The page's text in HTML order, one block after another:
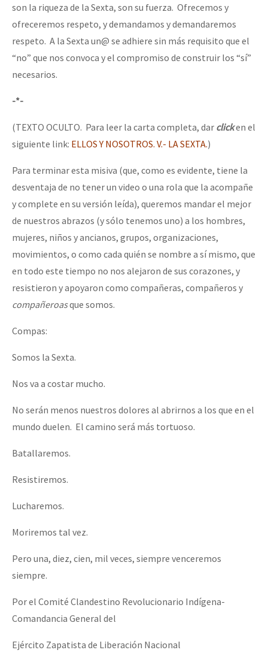
son la riqueza de la Sexta, son su fuerza. Ofrecemos y
ofreceremos respeto, y demandamos y demandaremos
respeto. A la Sexta un@ se adhiere sin más requisito que el
“no” que nos convoca y el compromiso de construir los “sí”
necesarios.
-*-
(TEXTO OCULTO. Para leer la carta completa, dar clicken el
siguiente link: ELLOS Y NOSOTROS. V.- LA SEXTA.)
Para terminar esta misiva (que, como es evidente, tiene la
desventaja de no tener un video o una rola que la acompañe
y complete en su versión leída), queremos mandar el mejor
de nuestros abrazos (y sólo tenemos uno) a los hombres,
mujeres, niños y ancianos, grupos, organizaciones,
movimientos, o como cada quién se nombre a sí mismo, que
en todo este tiempo no nos alejaron de sus corazones, y
resistieron y apoyaron como compañeras, compañeros y
compañeroasque somos.
Compas:
Somos la Sexta.
Nos va a costar mucho.
No serán menos nuestros dolores al abrirnos a los que en el
mundo duelen. El camino será más tortuoso.
Batallaremos.
Resistiremos.
Lucharemos.
Moriremos tal vez.
Pero una, diez, cien, mil veces, siempre venceremos
siempre.
Por el Comité Clandestino Revolucionario Indígena-
Comandancia General del
Ejército Zapatista de Liberación Nacional